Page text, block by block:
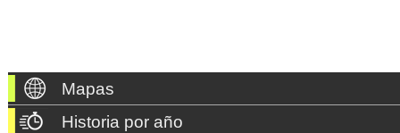
Mapas
Historia por año